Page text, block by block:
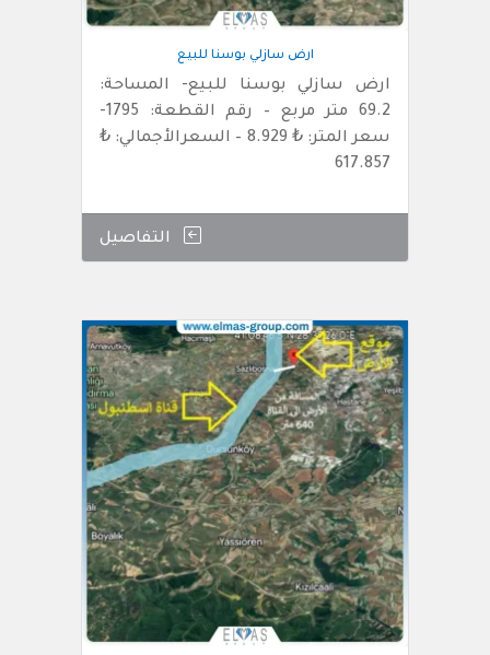
ارض سازلي بوسنا للبيع
ارض سازلي بوسنا للبيع- المساحة:
69.2 متر مربع – رقم القطعة: 1795-
سعر المتر: ₺ 8.929 – السعرالأجمالي: ₺
617.857
التفاصيل